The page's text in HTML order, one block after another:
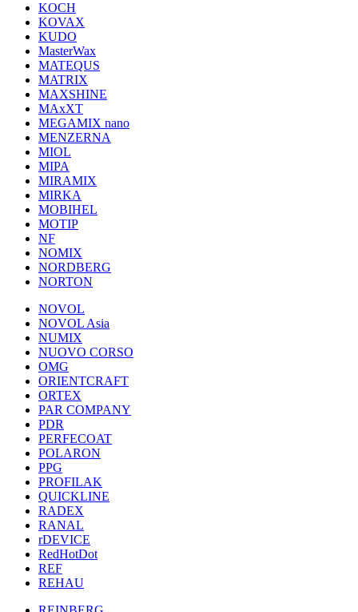
KOCH
KOVAX
KUDO
MasterWax
MATEQUS
MATRIX
MAXSHINE
MAxXT
MEGAMIX nano
MENZERNA
MIOL
MIPA
MIRAMIX
MIRKA
MOBIHEL
MOTIP
NF
NOMIX
NORDBERG
NORTON
NOVOL
NOVOL Asia
NUMIX
NUOVO CORSO
OMG
ORIENTCRAFT
ORTEX
PAR COMPANY
PDR
PERFECOAT
POLARON
PPG
PROFILAK
QUICKLINE
RADEX
RANAL
rDEVICE
RedHotDot
REF
REHAU